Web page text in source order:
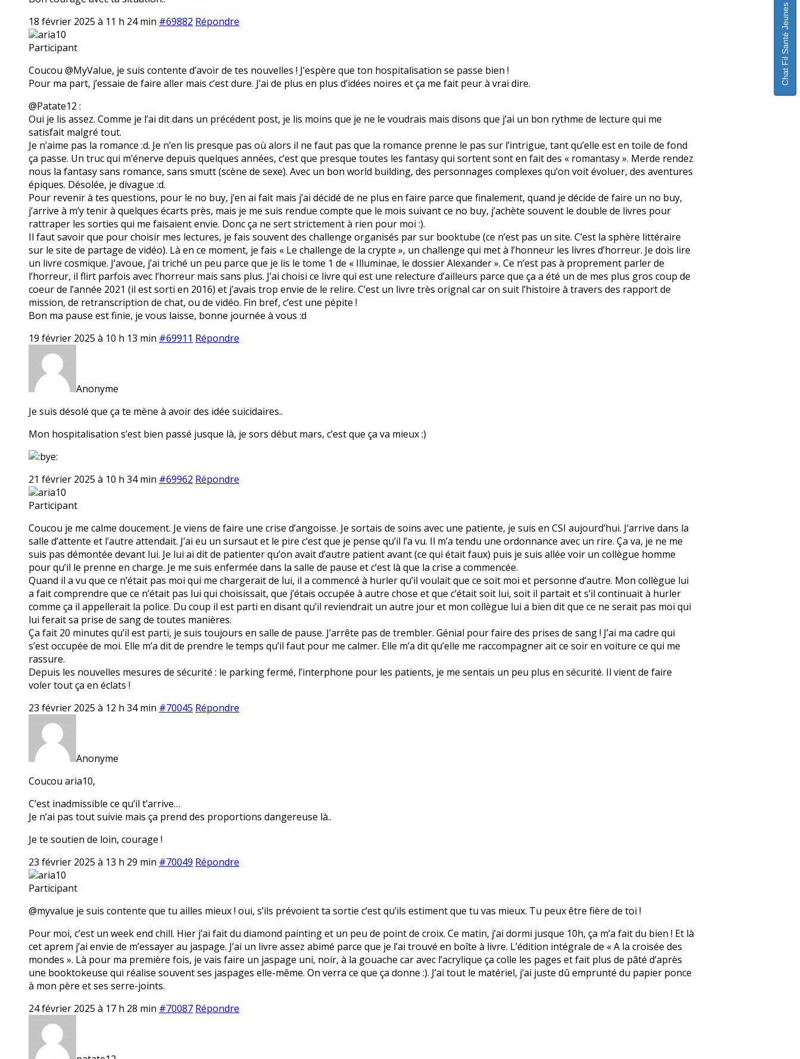
18 février 2025 à 11 h 24 min #69882 Répondre
aria10
Participant
Coucou @MyValue, je suis contente d’avoir de tes nouvelles ! J’espère que ton hospitalisation se passe bien !
Pour ma part, j’essaie de faire aller mais c’est dure. J’ai de plus en plus d’idées noires et ça me fait peur à vrai dire.
@Patate12 :
Oui je lis assez. Comme je l’ai dit dans un précédent post, je lis moins que je ne le voudrais mais disons que j’ai un bon rythme de lecture qui me
satisfait malgré tout.
Je n’aime pas la romance :d. Je n’en lis presque pas où alors il ne faut pas que la romance prenne le pas sur l’intrigue, tant qu’elle est en toile de fond
ça passe. Un truc qui m’énerve depuis quelques années, c’est que presque toutes les fantasy qui sortent sont en fait des « romantasy ». Merde rendez
nous la fantasy sans romance, sans smutt (scène de sexe). Avec un bon world building, des personnages complexes qu’on voit évoluer, des aventures
épiques. Désolée, je divague :d.
Pour revenir à tes questions, pour le no buy, j’en ai fait mais j’ai décidé de ne plus en faire parce que finalement, quand je décide de faire un no buy,
j’arrive à m’y tenir à quelques écarts près, mais je me suis rendue compte que le mois suivant ce no buy, j’achète souvent le double de livres pour
rattraper les sorties qui me faisaient envie. Donc ça ne sert strictement à rien pour moi :).
Il faut savoir que pour choisir mes lectures, je fais souvent des challenge organisés par sur booktube (ce n’est pas un site. C’est la sphère littéraire
sur le site de partage de vidéo). Là en ce moment, je fais « Le challenge de la crypte », un challenge qui met à l’honneur les livres d’horreur. Je dois lire
un livre cosmique. J’avoue, j’ai triché un peu parce que je lis le tome 1 de « Illuminae, le dossier Alexander ». Ce n’est pas à proprement parler de
l’horreur, il flirt parfois avec l’horreur mais sans plus. J’ai choisi ce livre qui est une relecture d’ailleurs parce que ça a été un de mes plus gros coup de
coeur de l’année 2021 (il est sorti en 2016) et j’avais trop envie de le relire. C’est un livre très orignal car on suit l’histoire à travers des rapport de
mission, de retranscription de chat, ou de vidéo. Fin bref, c’est une pépite !
Bon ma pause est finie, je vous laisse, bonne journée à vous :d
19 février 2025 à 10 h 13 min #69911 Répondre
Anonyme
Je suis désolé que ça te mène à avoir des idée suicidaires..
Mon hospitalisation s’est bien passé jusque là, je sors début mars, c’est que ça va mieux :)
21 février 2025 à 10 h 34 min #69962 Répondre
aria10
Participant
Coucou je me calme doucement. Je viens de faire une crise d’angoisse. Je sortais de soins avec une patiente, je suis en CSI aujourd’hui. J’arrive dans la
salle d’attente et l’autre attendait. J’ai eu un sursaut et le pire c’est que je pense qu’il l’a vu. Il m’a tendu une ordonnance avec un rire. Ça va, je ne me
suis pas démontée devant lui. Je lui ai dit de patienter qu’on avait d’autre patient avant (ce qui était faux) puis je suis allée voir un collègue homme
pour qu’il le prenne en charge. Je me suis enfermée dans la salle de pause et c’est là que la crise a commencée.
Quand il a vu que ce n’était pas moi qui me chargerait de lui, il a commencé à hurler qu’il voulait que ce soit moi et personne d’autre. Mon collègue lui
a fait comprendre que ce n’était pas lui qui choisissait, que j’étais occupée à autre chose et que c’était soit lui, soit il partait et s’il continuait à hurler
comme ça il appellerait la police. Du coup il est parti en disant qu’il reviendrait un autre jour et mon collègue lui a bien dit que ce ne serait pas moi qui
lui ferait sa prise de sang de toutes manières.
Ça fait 20 minutes qu’il est parti, je suis toujours en salle de pause. J’arrête pas de trembler. Génial pour faire des prises de sang ! J’ai ma cadre qui
s’est occupée de moi. Elle m’a dit de prendre le temps qu’il faut pour me calmer. Elle m’a dit qu’elle me raccompagner ait ce soir en voiture ce qui me
rassure.
Depuis les nouvelles mesures de sécurité : le parking fermé, l’interphone pour les patients, je me sentais un peu plus en sécurité. Il vient de faire
voler tout ça en éclats !
23 février 2025 à 12 h 34 min #70045 Répondre
Anonyme
Coucou aria10,
C’est inadmissible ce qu’il t’arrive…
Je n’ai pas tout suivie mais ça prend des proportions dangereuse là..
Je te soutien de loin, courage !
23 février 2025 à 13 h 29 min #70049 Répondre
aria10
Participant
@myvalue je suis contente que tu ailles mieux ! oui, s’ils prévoient ta sortie c’est qu’ils estiment que tu vas mieux. Tu peux être fière de toi !
Pour moi, c’est un week end chill. Hier j’ai fait du diamond painting et un peu de point de croix. Ce matin, j’ai dormi jusque 10h, ça m’a fait du bien ! Et là
cet aprem j’ai envie de m’essayer au jaspage. J’ai un livre assez abimé parce que je l’ai trouvé en boîte à livre. L’édition intégrale de « A la croisée des
mondes ». Là pour ma première fois, je vais faire un jaspage uni, noir, à la gouache car avec l’acrylique ça colle les pages et fait plus de pâté d’après
une booktokeuse qui réalise souvent ses jaspages elle-même. On verra ce que ça donne :). J’ai tout le matériel, j’ai juste dû emprunté du papier ponce
à mon père et ses serre-joints.
24 février 2025 à 17 h 28 min #70087 Répondre
Chat Fil Santé Jeunes